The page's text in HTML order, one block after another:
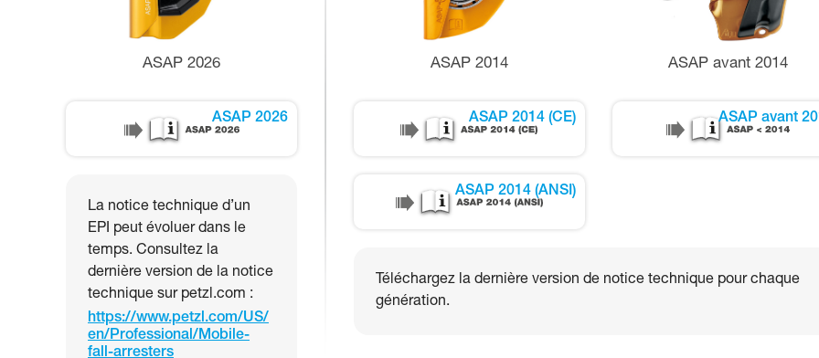
ASAP 2026
ASAP 2026
La notice technique d’un
EPI peut évoluer dans le
temps. Consultez la
dernière version de la notice
technique sur petzl.com :
https://www.petzl.com/US/
en/Professional/Mobile-
fall-arresters
ASAP 2014
ASAP 2014 (CE)
ASAP 2014 (ANSI)
ASAP avant 2014
ASAP avant
Téléchargez la dernière version de notice technique pour chaque
génération.